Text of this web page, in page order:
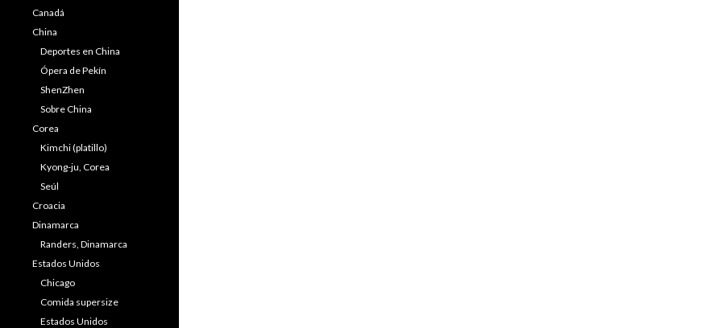
Canadá
China
Deportes en China
Ópera de Pekín
ShenZhen
Sobre China
Corea
Kimchi (platillo)
Kyong-ju, Corea
Seúl
Croacia
Dinamarca
Randers, Dinamarca
Estados Unidos
Chicago
Comida supersize
Estados Unidos